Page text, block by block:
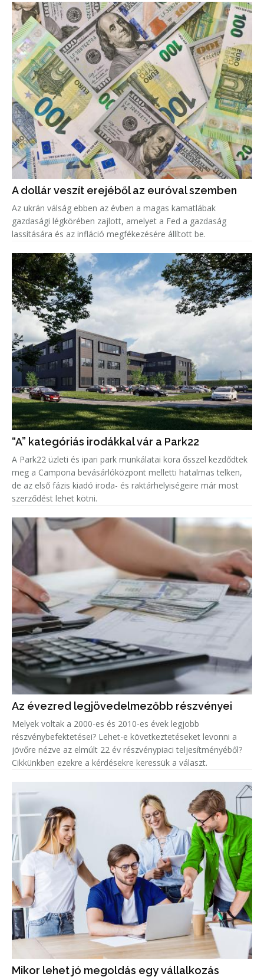
A dollár veszít erejéből az euróval szemben
Az ukrán válság ebben az évben a magas kamatlábak
gazdasági légkörében zajlott, amelyet a Fed a gazdaság
lassítására és az infláció megfékezésére állított be.
“A” kategóriás irodákkal vár a Park22
A Park22 üzleti és ipari park munkálatai kora ősszel kezdődtek
meg a Campona bevásárlóközpont melletti hatalmas telken,
de az első fázis kiadó iroda- és raktárhelyiségeire már most
szerződést lehet kötni.
Az évezred legjövedelmezőbb részvényei
Melyek voltak a 2000-es és 2010-es évek legjobb
részvénybefektetései? Lehet-e következtetéseket levonni a
jövőre nézve az elmúlt 22 év részvénypiaci teljesítményéből?
Cikkünkben ezekre a kérdésekre keressük a választ.
Mikor lehet jó megoldás egy vállalkozás